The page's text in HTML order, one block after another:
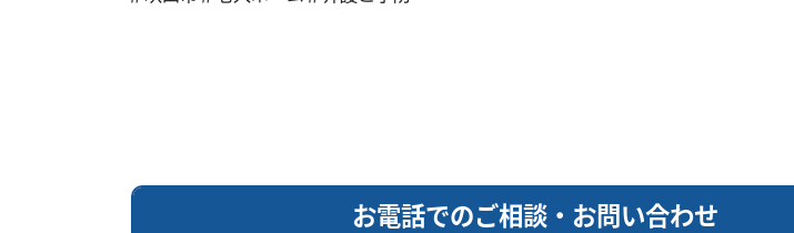
お電話でのご相談 ・ お問い合わせ